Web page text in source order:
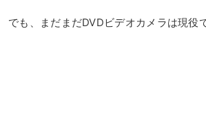
でも、まだまだDVDビデオカメラは現役